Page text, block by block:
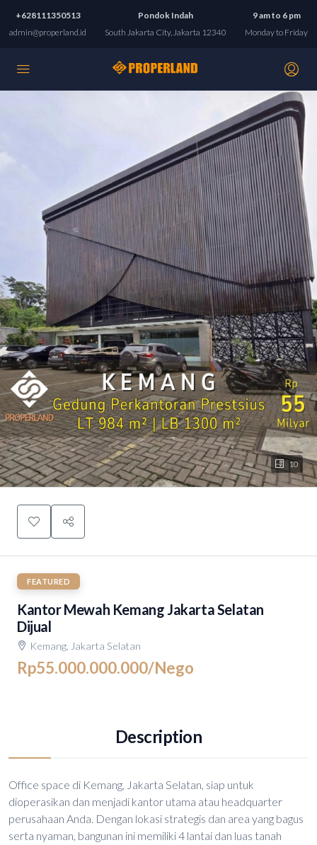
+628111350513
admin@properland.id
Pondok Indah
South Jakarta City, Jakarta 12340
9 am to 6 pm
Monday to Friday
10
FEATURED
Kantor Mewah Kemang Jakarta Selatan
Dijual
Kemang, Jakarta Selatan
Rp55.000.000.000/Nego
Description
Office space di Kemang, Jakarta Selatan, siap untuk
dioperasikan dan menjadi kantor utama atau headquarter
perusahaan Anda. Dengan lokasi strategis dan area yang bagus
serta nyaman, bangunan ini memiliki 4 lantai dan luas tanah